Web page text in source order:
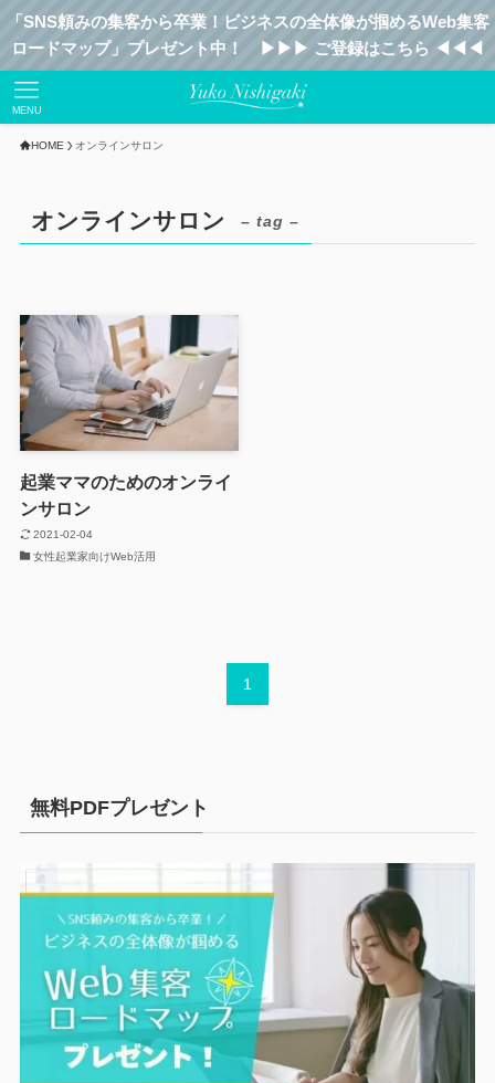
「SNS頼みの集客から卒業！ビジネスの全体像が掴めるWeb集客
ロードマップ」プレゼント中！ ▶︎▶︎▶︎ ご登録はこちら ◀︎◀︎◀︎
MENU
HOME オンラインサロン
オンラインサロン – tag –
起業ママのためのオンライ
ンサロン
2021-02-04
女性起業家向けWeb活用
1
無料PDFプレゼント